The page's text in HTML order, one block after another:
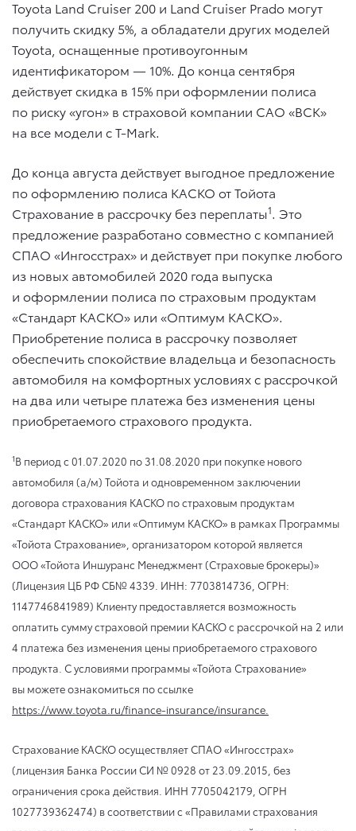
Toyota Land Cruiser 200 и Land Cruiser Prado могут
получить скидку 5%, а обладатели других моделей
Toyota, оснащенные противоугонным
идентификатором — 10%. До конца сентября
действует скидка в 15% при оформлении полиса
по риску «угон» в страховой компании САО «ВСК»
на все модели с T-Mark.
До конца августа действует выгодное предложение
по оформлению полиса КАСКО от Тойота
Страхование в рассрочку без переплаты1. Это
предложение разработано совместно с компанией
СПАО «Ингосстрах» и действует при покупке любого
из новых автомобилей 2020 года выпуска
и оформлении полиса по страховым продуктам
«Стандарт КАСКО» или «Оптимум КАСКО».
Приобретение полиса в рассрочку позволяет
обеспечить спокойствие владельца и безопасность
автомобиля на комфортных условиях с рассрочкой
на два или четыре платежа без изменения цены
приобретаемого страхового продукта.
1В период с 01.07.2020 по 31.08.2020 при покупке нового
автомобиля (а/м) Тойота и одновременном заключении
договора страхования КАСКО по страховым продуктам
«Стандарт КАСКО» или «Оптимум КАСКО» в рамках Программы
«Тойота Страхование», организатором которой является
ООО «Тойота Иншуранс Менеджмент (Страховые брокеры)»
(Лицензия ЦБ РФ СБ№ 4339. ИНН: 7703814736, ОГРН:
1147746841989) Клиенту предоставляется возможность
оплатить сумму страховой премии КАСКО с рассрочкой на 2 или
4 платежа без изменения цены приобретаемого страхового
продукта. С условиями программы «Тойота Страхование»
вы можете ознакомиться по ссылке
https://www.toyota.ru/finance-insurance/insurance.
Страхование КАСКО осуществляет СПАО «Ингосстрах»
(лицензия Банка России CИ № 0928 от 23.09.2015, без
ограничения срока действия. ИНН 7705042179, ОГРН
1027739362474) в соответствии с «Правилами страхования